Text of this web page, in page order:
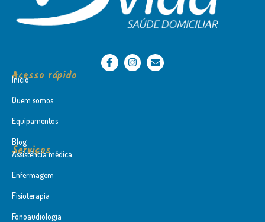
Acesso rápido
Início
Quem somos
Equipamentos
Blog
Serviços
Assistência médica
Enfermagem
Fisioterapia
Fonoaudiologia